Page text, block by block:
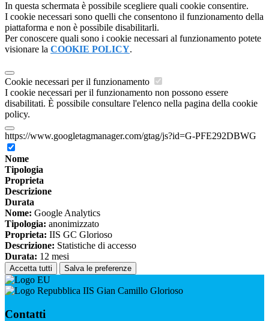
In questa schermata è possibile scegliere quali cookie consentire.
I cookie necessari sono quelli che consentono il funzionamento della
piattaforma e non è possibile disabilitarli.
Per conoscere quali sono i cookie necessari al funzionamento potete
visionare la COOKIE POLICY.
Cookie necessari per il funzionamento
I cookie necessari per il funzionamento non possono essere
disabilitati. È possibile consultare l'elenco nella pagina della cookie
policy.
https://www.googletagmanager.com/gtag/js?id=G-PFE292DBWG
Nome
Tipologia
Proprieta
Descrizione
Durata
Nome: Google Analytics
Tipologia: anonimizzato
Proprieta: IIS GC Glorioso
Descrizione: Statistiche di accesso
Durata: 12 mesi
Accetta tutti Salva le preferenze
IIS Gian Camillo Glorioso
Contatti